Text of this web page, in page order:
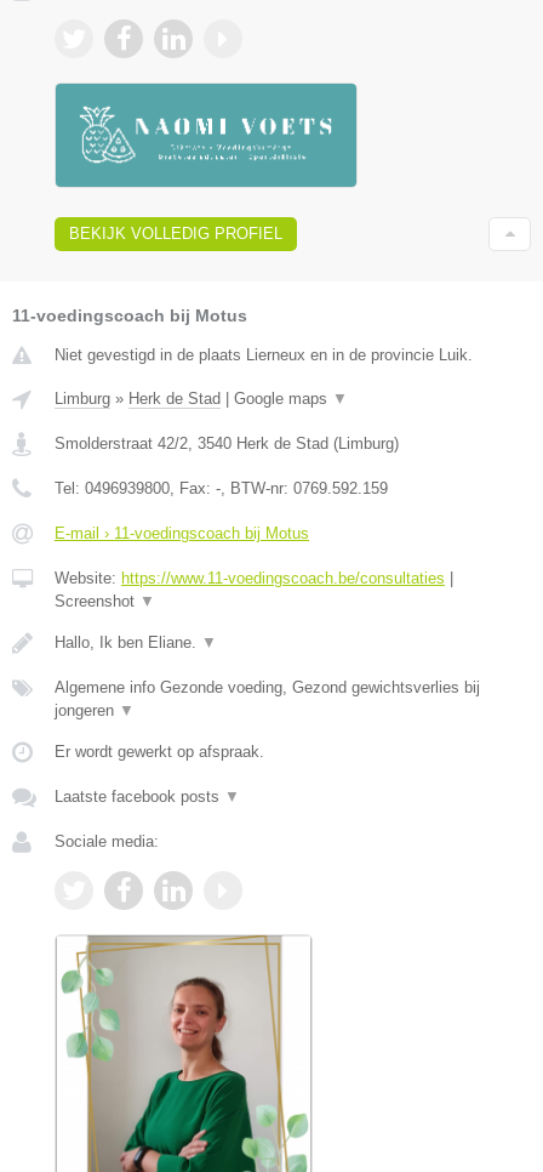
BEKIJK VOLLEDIG PROFIEL
11-voedingscoach bij Motus
Niet gevestigd in de plaats Lierneux en in de provincie Luik.
Limburg » Herk de Stad Google maps ▼
Smolderstraat 42/2 3540 Herk de Stad ( Limburg)
Tel: 0496939800 , Fax: - , BTW-nr: 0769.592.159
E-mail › 11-voedingscoach bij Motus
Website: https://www.11-voedingscoach.be/consultaties
Screenshot ▼
Hallo, Ik ben Eliane. ▼
Algemene info Gezonde voeding, Gezond gewichtsverlies bij
jongeren ▼
Er wordt gewerkt op afspraak.
Laatste facebook posts ▼
Sociale media: